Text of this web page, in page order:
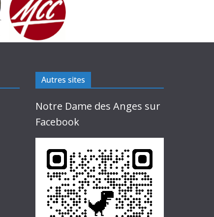
Autres sites
Notre Dame des Anges sur
Facebook